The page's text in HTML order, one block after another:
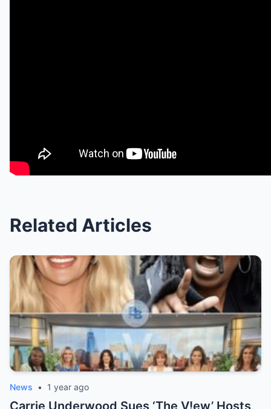
Related Articles
News • 1 year ago
Carrie Underwood Sues ‘The V!ew’ Hosts,